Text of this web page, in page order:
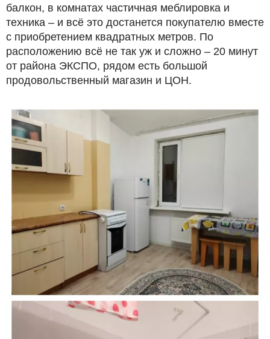
балкон, в комнатах частичная меблировка и
техника – и всё это достанется покупателю вместе
с приобретением квадратных метров. По
расположению всё не так уж и сложно – 20 минут
от района ЭКСПО, рядом есть большой
продовольственный магазин и ЦОН.